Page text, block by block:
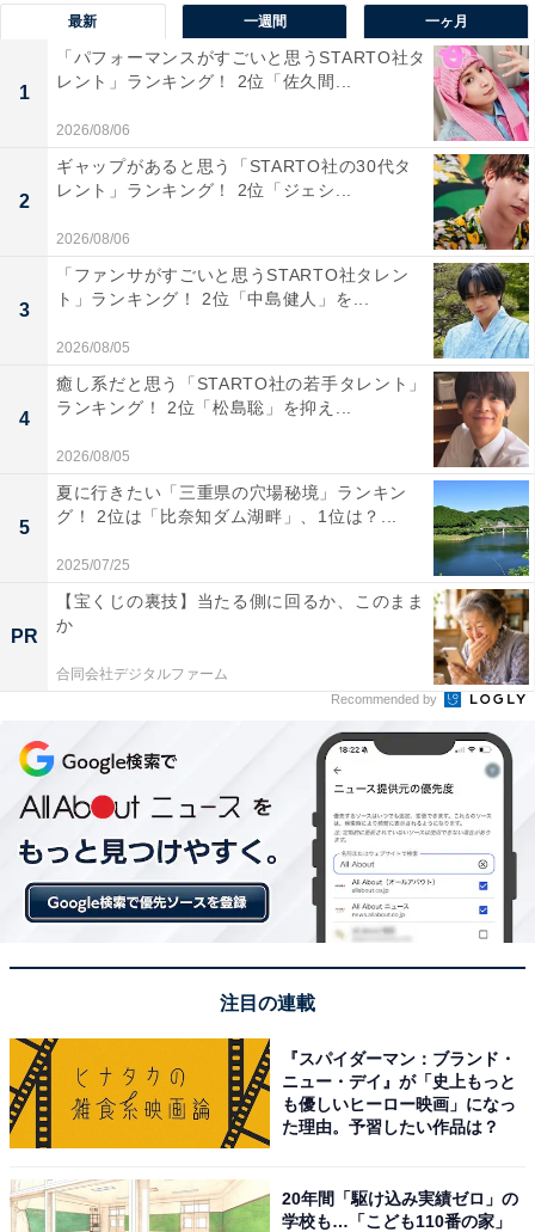
た「来々軒」というお店で売られていたラーメンが、ご
当地麺の発祥とされています。豚骨や鶏ガラに加え、魚
介からダシを取ったスープに中細縮れ麺を組み合わせて
いるのが特徴。チャーシューやメンマ、のりなどオーソ
ドックスなトッピングとともに味わいます。
アンケートでは、「昔ながらの東京の醤油ラーメンが好
き」（兵庫県／30代女性）、「下町にある昔ながらの町
中華の醤油ラーメンが美味しいです」（福岡県／30代女
性）、「醤油ラーメンの本場で、こってり醤油ラーメン
が絶品 今まで食べたラーメンの中で一番おいしいと思っ
た」（大分県／50代男性）などのコメントが寄せられて
いました。
※回答者コメントは原文ママです
＞13位までの全ランキング結果を見る
この記事の筆者：長谷川 優人
1990年生まれ。30代突入と同時期に未経験でライター業
を開始。日常系アニメと車好き。女性声優さんにも関心
をもち個人的にイベントへ参加している。現在の所有車
はスズキ ワゴンR（MH95S）。各地のアニメ作品の舞台
となった場所を聖地巡礼すべくドライブに出かける。
最新 一週間 一ヶ月
1
「パフォーマンスがすごいと思うSTARTO社タ
レント」ランキング！ 2位「佐久間...
2026/08/06
2
ギャップがあると思う「STARTO社の30代タ
レント」ランキング！ 2位「ジェシ...
2026/08/06
3
「ファンサがすごいと思うSTARTO社タレン
ト」ランキング！ 2位「中島健人」を...
2026/08/05
4
癒し系だと思う「STARTO社の若手タレント」
ランキング！ 2位「松島聡」を抑え...
2026/08/05
5
夏に行きたい「三重県の穴場秘境」ランキン
グ！ 2位は「比奈知ダム湖畔」、1位は？...
2025/07/25
PR
【宝くじの裏技】当たる側に回るか、このまま
か
合同会社デジタルファーム
Recommended by
注目の連載
『スパイダーマン：ブランド・
ニュー・デイ』が「史上もっと
も優しいヒーロー映画」になっ
た理由。予習したい作品は？
20年間「駆け込み実績ゼロ」の
学校も…「こども110番の家」